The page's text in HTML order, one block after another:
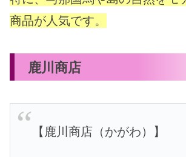
商品が人気です。
鹿川商店
【鹿川商店（かがわ）】